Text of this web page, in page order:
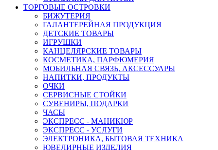
ТОРГОВЫЕ ОСТРОВКИ
БИЖУТЕРИЯ
ГАЛАНТЕРЕЙНАЯ ПРОДУКЦИЯ
ДЕТСКИЕ ТОВАРЫ
ИГРУШКИ
КАНЦЕЛЯРСКИЕ ТОВАРЫ
КОСМЕТИКА, ПАРФЮМЕРИЯ
МОБИЛЬНАЯ СВЯЗЬ, АКСЕССУАРЫ
НАПИТКИ, ПРОДУКТЫ
ОЧКИ
СЕРВИСНЫЕ СТОЙКИ
СУВЕНИРЫ, ПОДАРКИ
ЧАСЫ
ЭКСПРЕСС - МАНИКЮР
ЭКСПРЕСС - УСЛУГИ
ЭЛЕКТРОНИКА, БЫТОВАЯ ТЕХНИКА
ЮВЕЛИРНЫЕ ИЗДЕЛИЯ